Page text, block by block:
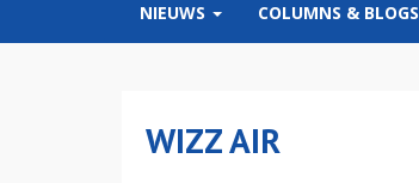
NIEUWS COLUMNS & BLOGS
WIZZ AIR